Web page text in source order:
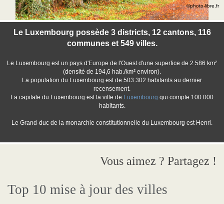
Le Luxembourg possède 3 districts, 12 cantons, 116
communes et 549 villes.
Le Luxembourg est un pays d'Europe de l'Ouest d'une superfice de 2 586 km²
(densité de 194,6 hab./km² environ).
La population du Luxembourg est de 503 302 habitants au dernier
recensement.
La capitale du Luxembourg est la ville de Luxembourg qui compte 100 000
habitants.
Le Grand-duc de la monarchie constitutionnelle du Luxembourg est Henri.
©photo-libre.fr
Vous aimez ? Partagez !
Top 10 mise à jour des villes